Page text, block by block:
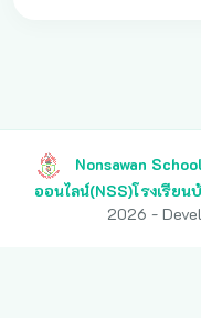
16 17
Nonsawan
ออนไลน์(NSS)โรงเรีย
2026 -